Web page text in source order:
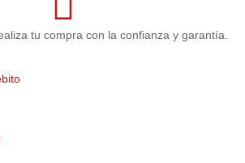
tu compra con la confianza y garantía.